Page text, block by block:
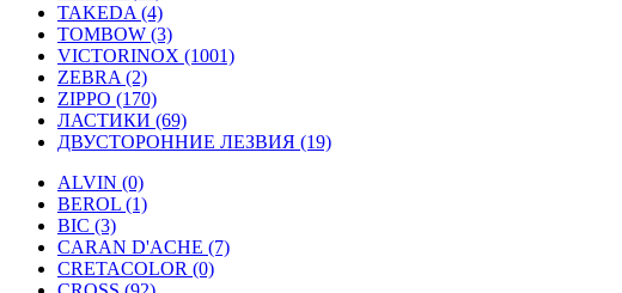
TAKEDA (4)
TOMBOW (3)
VICTORINOX (1001)
ZEBRA (2)
ZIPPO (170)
ЛАСТИКИ (69)
ДВУСТОРОННИЕ ЛЕЗВИЯ (19)
ALVIN (0)
BEROL (1)
BIC (3)
CARAN D'ACHE (7)
CRETACOLOR (0)